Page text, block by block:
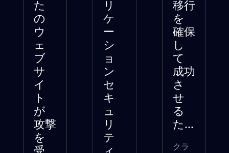
た
の
ウ
ェ
ブ
サ
イ
ト
が
攻撃
を
リ
ケ
ー
シ
ョ
ン
セ
キ
ュ
リ
テ
移行
を
確保
し
て
成功
さ
せ
る
た...
クラ